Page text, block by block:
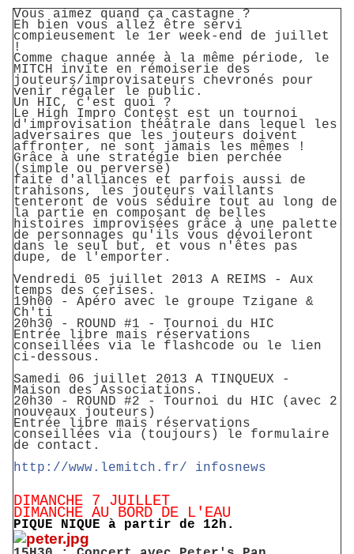
Vous aimez quand ça castagne ?
Eh bien vous allez être servi
compieusement le 1er week-end de juillet
!
Comme chaque année à la même période, le
MITCH invite en rémoiserie des
jouteurs/improvisateurs chevronés pour
venir régaler le public.
Un HIC, c'est quoi ?
Le High Impro Contest est un tournoi
d'improvisation théâtrale dans lequel les
adversaires que les jouteurs doivent
affronter, ne sont jamais les mêmes !
Grâce à une stratégie bien perchée
(simple ou perverse)
faite d'alliances et parfois aussi de
trahisons, les jouteurs vaillants
tenteront de vous séduire tout au long de
la partie en composant de belles
histoires improvisées grâce à une palette
de personnages qu'ils vous dévoileront
dans le seul but, et vous n'êtes pas
dupe, de l'emporter.
Vendredi 05 juillet 2013 A REIMS - Aux
temps des cerises.
19h00 - Apéro avec le groupe Tzigane &
Ch'ti
20h30 - ROUND #1 - Tournoi du HIC
Entrée libre mais réservations
conseillées via le flashcode ou le lien
ci-dessous.
Samedi 06 juillet 2013 A TINQUEUX -
Maison des Associations.
20h30 - ROUND #2 - Tournoi du HIC (avec 2
nouveaux jouteurs)
Entrée libre mais réservations
conseillées via (toujours) le formulaire
de contact.
http://www.lemitch.fr/
infosnews
DIMANCHE 7 JUILLET
DIMANCHE AU BORD DE L'EAU
PIQUE NIQUE à partir de 12h.